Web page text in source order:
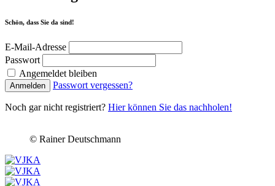
Schön, dass Sie da sind!
E-Mail-Adresse
Passwort
Angemeldet bleiben
Anmelden Passwort vergessen?
Noch gar nicht registriert? Hier können Sie das nachholen!
© Rainer Deutschmann